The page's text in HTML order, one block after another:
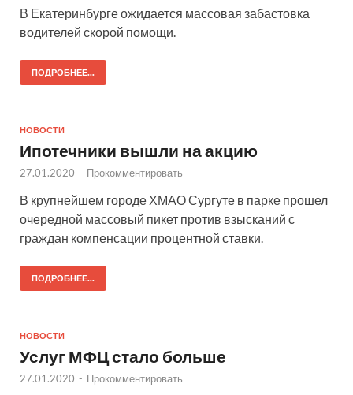
В Екатеринбурге ожидается массовая забастовка
водителей скорой помощи.
ПОДРОБНЕЕ...
НОВОСТИ
Ипотечники вышли на акцию
27.01.2020 - Прокомментировать
В крупнейшем городе ХМАО Сургуте в парке прошел
очередной массовый пикет против взысканий с
граждан компенсации процентной ставки.
ПОДРОБНЕЕ...
НОВОСТИ
Услуг МФЦ стало больше
27.01.2020 - Прокомментировать